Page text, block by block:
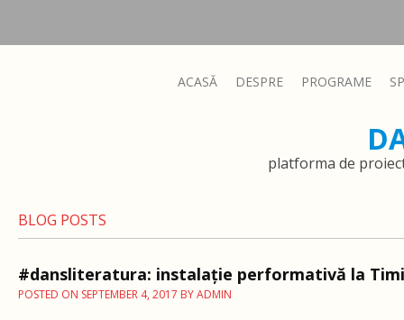
ACASĂ DESPRE PROGRAME
platforma de
BLOG POSTS
#dansliteratura: instalație performativă la
POSTED ON SEPTEMBER 4, 2017 BYADMIN